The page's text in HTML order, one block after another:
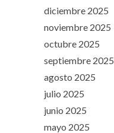
diciembre 2025
noviembre 2025
octubre 2025
septiembre 2025
agosto 2025
julio 2025
junio 2025
mayo 2025